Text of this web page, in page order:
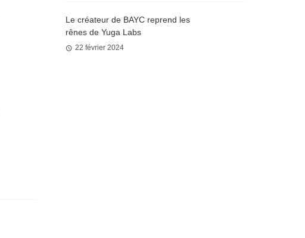
Le créateur de BAYC reprend les
rênes de Yuga Labs
22 février 2024